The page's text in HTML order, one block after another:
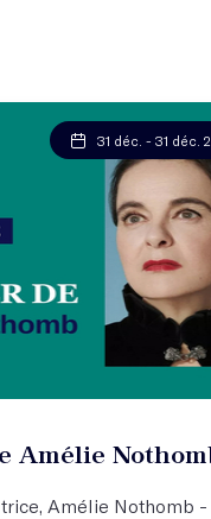
31 déc. - 31 déc.
Amélie
Amélie Nothomb -